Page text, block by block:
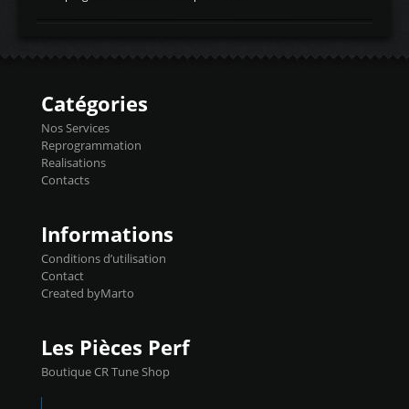
d'admissiontemp ex. pour atmo -30- 80°C
temperaturetemperature ldr moteurtemp
Injecteurs + Flashpro 1370€ TTC Le
précise et performante. Vous pourrez
basculer de la carto sans plomb à Ethanol à
l'aide du flashpro OPTION ECONOMIQUES
Reprog SP 98 sur le calculateur d'origine
450€ TTC Un gain d'environ 10cv et 15nm
Catégories
Nos Services
Reprogrammation
Realisations
Contacts
Informations
Conditions d’utilisation
Contact
Created byMarto
Les Pièces Perf
Boutique CR Tune Shop